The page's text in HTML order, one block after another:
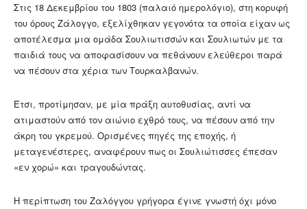
Στις 18 Δεκεμβρίου του 1803 (παλαιό ημερολόγιο), στη κορυφή
του όρους Ζάλογγο, εξελίχθηκαν γεγονότα τα οποία είχαν ως
αποτέλεσμα μια ομάδα Σουλιωτισσών και Σουλιωτών με τα
παιδιά τους να αποφασίσουν να πεθάνουν ελεύθεροι παρά
να πέσουν στα χέρια των Τουρκαλβανών.
Έτσι, προτίμησαν, με μία πράξη αυτοθυσίας, αντί να
ατιμαστούν από τον αιώνιο εχθρό τους, να πέσουν από την
άκρη του γκρεμού. Ορισμένες πηγές της εποχής, ή
μεταγενέστερες, αναφέρουν πως οι Σουλιώτισσες έπεσαν
«εν χορώ» και τραγουδώντας.
Η περίπτωση του Ζαλόγγου γρήγορα έγινε γνωστή όχι μόνο